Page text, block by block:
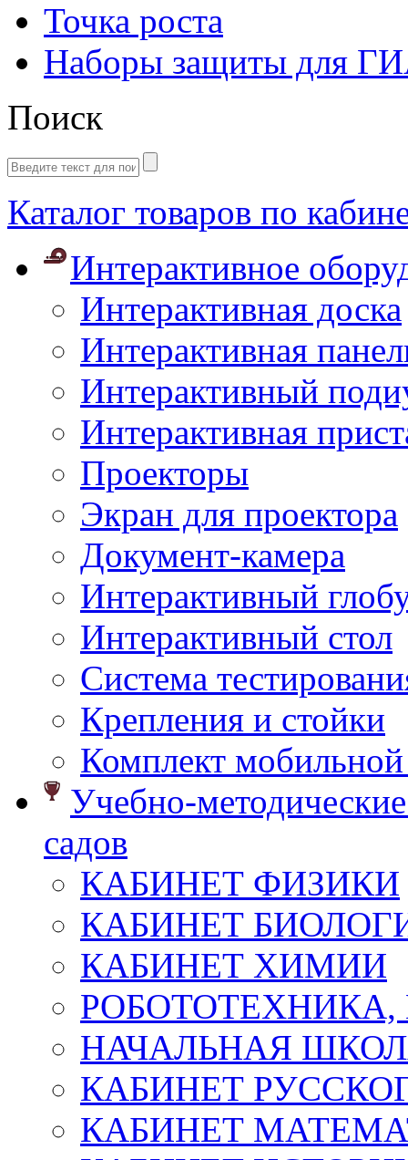
Точка роста
Наборы защиты для
Поиск
Каталог товаров по
Интерактивное
Интерактивная доска
Интерактивная
Интерактивный
Интерактивная
Проекторы
Экран для проектора
Документ-камера
Интерактивный
Интерактивный стол
Система
Крепления и стойки
Комплект
Учебно-
садов
КАБИНЕТ ФИЗИКИ
КАБИНЕТ
КАБИНЕТ ХИМИИ
НАЧАЛЬНАЯ
КАБИНЕТ
КАБИНЕТ